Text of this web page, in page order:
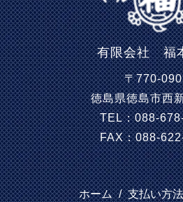
有限会社 福
〒770-
徳島県徳島市西
TEL：088-
FAX：088-
ホーム / 支払い方